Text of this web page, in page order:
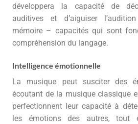
développera la capacité de
auditives et d’aiguiser
mémoire – capacités qui sont
compréhension du langage.
Intelligence émotionnelle
La musique peut susciter des
écoutant de la musique classique
perfectionnent leur capacité à
les émotions des autres, tout